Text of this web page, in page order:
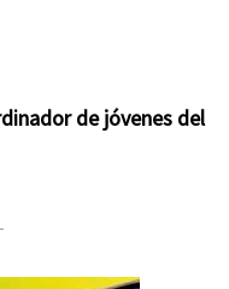
de jóvenes del